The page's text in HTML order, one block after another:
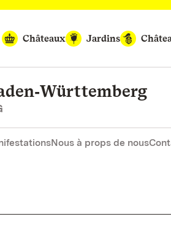
Châteaux
Jardins
Nous à props de nous